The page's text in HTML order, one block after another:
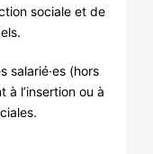
sociale et de
salarié·es (hors
à l’insertion ou à